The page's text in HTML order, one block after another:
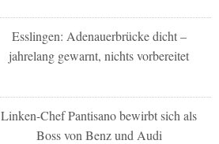
Esslingen: Adenauerbrücke dicht –
jahrelang gewarnt, nichts vorbereitet
Linken-Chef Pantisano bewirbt sich als
Boss von Benz und Audi